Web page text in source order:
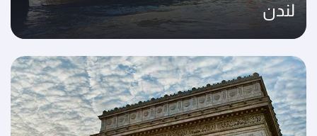
لندن